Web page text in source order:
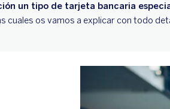
un tipo de tarjeta bancaria
cuales os vamos a explicar con todo